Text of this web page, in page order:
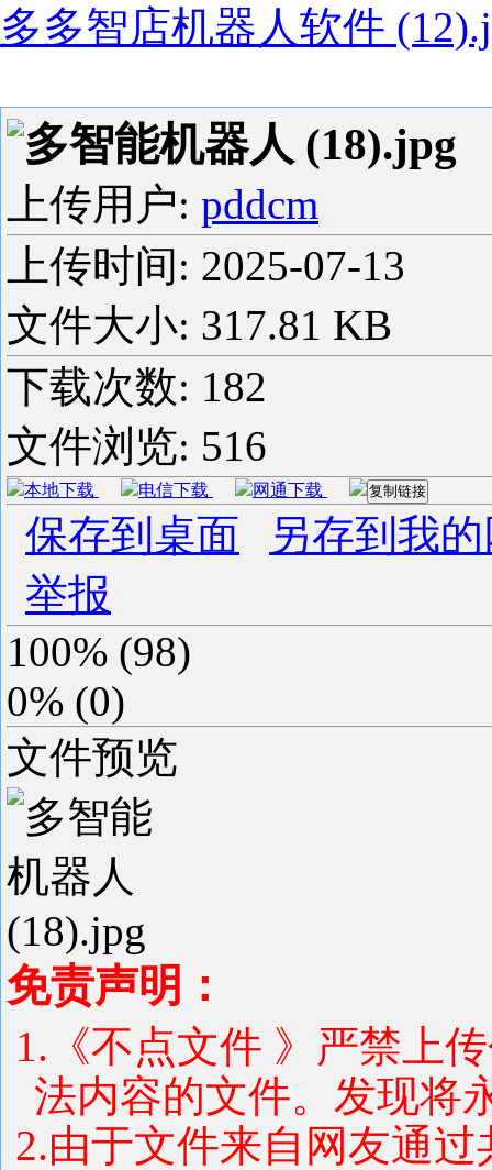
多多智店机器人软件
多智能机器人 (18).jpg
上传用户: pddcm
上传时间: 2025-07-13
文件大小: 317.81 KB
下载次数: 182
文件浏览: 516
本地下载 电信下载 网通下载 复制链接
保存到桌面
另存到我
举报
100% (98)
0% (0)
文件预览
免责声明：
1.《不点文件 》严禁上
法内容的文件。发现将
2.由于文件来自网友通